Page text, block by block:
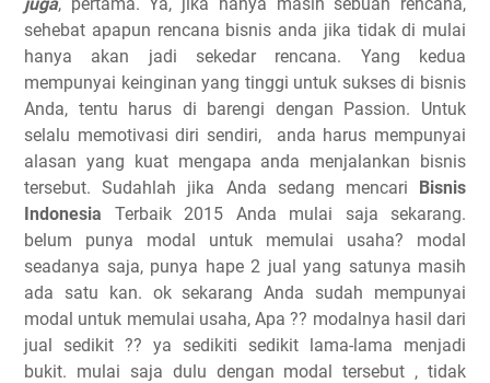
sehebat apapun rencana bisnis anda jika tidak di mulai
hanya akan jadi sekedar rencana. Yang kedua
mempunyai keinginan yang tinggi untuk sukses di bisnis
Anda, tentu harus di barengi dengan Passion. Untuk
selalu memotivasi diri sendiri, anda harus mempunyai
alasan yang kuat mengapa anda menjalankan bisnis
tersebut. Sudahlah jika Anda sedang mencari Bisnis
Indonesia Terbaik 2015 Anda mulai saja sekarang.
belum punya modal untuk memulai usaha? modal
seadanya saja, punya hape 2 jual yang satunya masih
ada satu kan. ok sekarang Anda sudah mempunyai
modal untuk memulai usaha, Apa ?? modalnya hasil dari
jual sedikit ?? ya sedikiti sedikit lama-lama menjadi
bukit. mulai saja dulu dengan modal tersebut , tidak